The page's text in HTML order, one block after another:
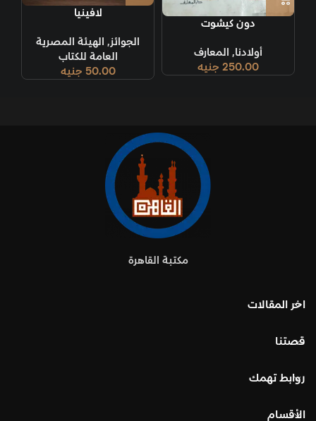
دون كيشوت
أولادنا, المعارف
250.00 جنيه
لافينيا
الجوائز, الهيئة المصرية
العامة للكتاب
50.00 جنيه
مكتبة القاهرة
اخر المقالات
قصتنا
روابط تهمك
الأقسام